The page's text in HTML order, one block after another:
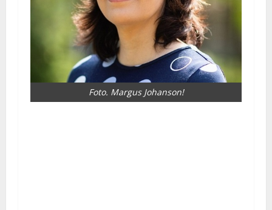
Foto. Margus Johanson!